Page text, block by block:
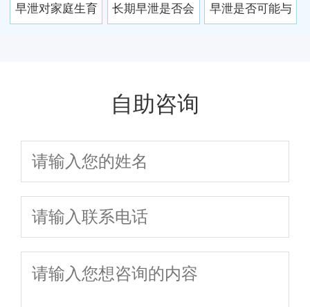
早泄对家庭生育 长期早泄是否会 早泄是否可能与
自助咨询